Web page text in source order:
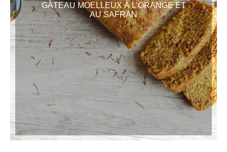
GÂTEAU MOELLEUX À L’ORANGE ET
AU SAFRAN